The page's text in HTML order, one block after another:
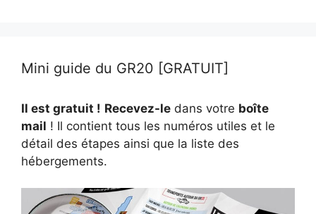
Mini guide du GR20 [GRATUIT]
Il est gratuit ! Recevez-le dans votre boîte
mail ! Il contient tous les numéros utiles et le
détail des étapes ainsi que la liste des
hébergements.